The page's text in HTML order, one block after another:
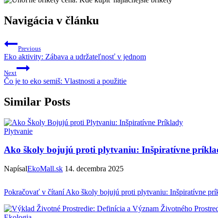
Navigácia v článku
Previous
Eko aktivity: Zábava a udržateľnosť v jednom
Next
Čo je to eko semiš: Vlastnosti a použitie
Similar Posts
Plytvanie
Ako školy bojujú proti plytvaniu: Inšpiratívne
NapísalEkoMall.sk 14. decembra 2025
Pokračovať v čítaníAko školy bojujú proti plytvaniu: Inšpiratívne